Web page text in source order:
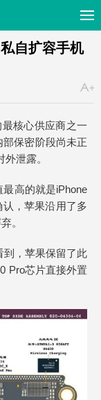
自扩容手机
核心供应商之一
保密阶段尚未正
泄露。
高的就是iPhone
，苹果沿用了多
。
到，苹果保留了此
Pro芯片直接外置